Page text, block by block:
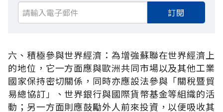
訂閱
六、積極參與世界經濟：為增強蘇聯在世界經濟上
的地位，它一方面應與歐洲共同市場以及其他工業
國家保持密切關係，同時亦應設法參與「關稅暨貿
易總協訂」、世界銀行與國際貨幣基金等組織的活
動；另一方面則應鼓勵外人前來投資，以便吸收其